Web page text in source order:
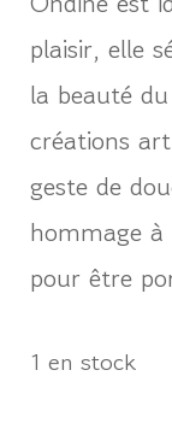
plaisir, elle
la beauté
créations
geste de
hommage
pour être
1 en stock